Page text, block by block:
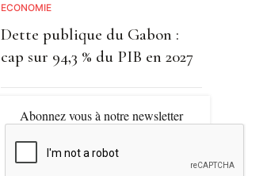
ECONOMIE
Dette publique du Gabon :
cap sur 94,3 % du PIB en 2027
Abonnez vous à notre newsletter